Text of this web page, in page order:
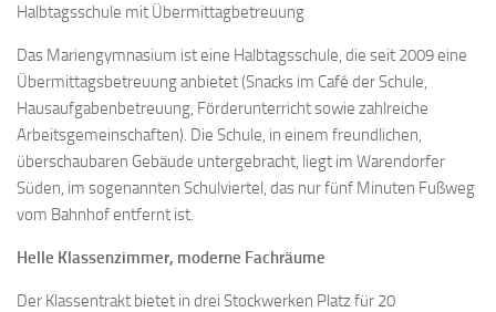
Halbtagsschule mit Übermittagbetreuung
Das Mariengymnasium ist eine Halbtagsschule, die seit 2009 eine
Übermittagsbetreuung anbietet (Snacks im Café der Schule,
Hausaufgabenbetreuung, Förderunterricht sowie zahlreiche
Arbeitsgemeinschaften). Die Schule, in einem freundlichen,
überschaubaren Gebäude untergebracht, liegt im Warendorfer
Süden, im sogenannten Schulviertel, das nur fünf Minuten Fußweg
vom Bahnhof entfernt ist.
Helle Klassenzimmer, moderne Fachräume
Der Klassentrakt bietet in drei Stockwerken Platz für 20